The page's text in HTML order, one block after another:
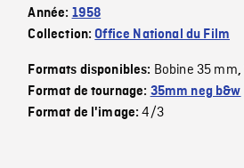
Année: 1958
Collection:Office National du Film
Formats disponibles: Bobine 35 mm,
Format de tournage: 35mm neg b&w
Format de l'image:4/3